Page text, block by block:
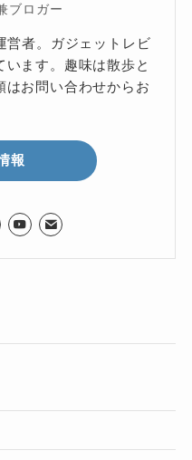
ブロガー
営者。ガジェットレビ
います。趣味は散歩と
はお問い合わせからお
報